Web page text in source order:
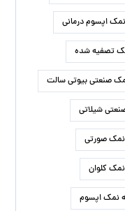
نمک اپسوم درمانی
تصفیه شده
صنعتی بیوتی سالت
شیلاتی
نمک صورتی
نمک کلوان
نمک اپسوم